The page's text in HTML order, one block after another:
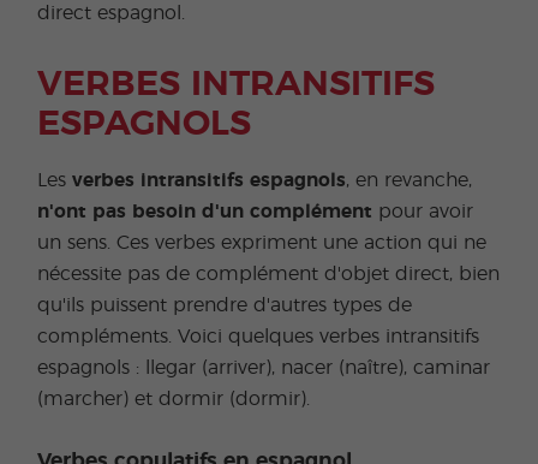
direct espagnol.
VERBES INTRANSITIFS
ESPAGNOLS
Lesverbes intransitifs espagnols, en revanche,
n'ont pas besoin d'un complément pour avoir
un sens. Ces verbes expriment une action qui ne
nécessite pas de complément d'objet direct, bien
qu'ils puissent prendre d'autres types de
compléments. Voici quelques verbes intransitifs
espagnols : llegar (arriver), nacer (naître), caminar
(marcher) et dormir (dormir).